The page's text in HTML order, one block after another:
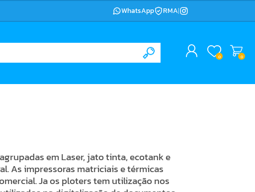
WhatsApp RMA|
0 0
em Laser, jato tinta, ecotank e
As impressoras matriciais e térmicas
Ja os ploters tem utilização nos